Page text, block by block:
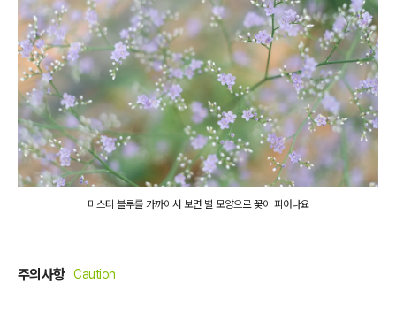
미스티 블루를 가까이서 보면 별 모양으로 꽃이 피어나요
주의사항 Caution